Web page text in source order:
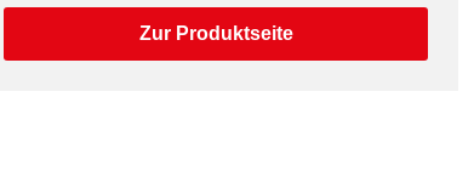
Zur Produktseite